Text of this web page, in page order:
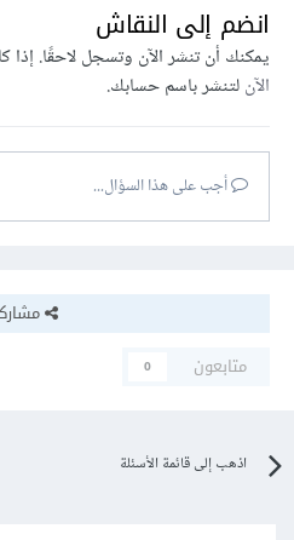
انضم إلى النقاش
يمكنك أن تنشر الآن وتسجل لاحقًا.
الآنلتنشر باسم حسابك.
أجب على هذا السؤال...
متابعون
0
اذهب إلى قائمة الأسئلة